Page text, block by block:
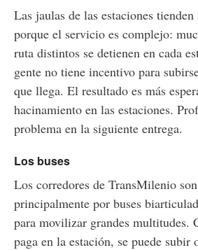
Las jaulas de las estaciones tienden
porque el servicio es complejo:
ruta distintos se detienen en cada
gente no tiene incentivo para
que llega. El resultado es más
hacinamiento en las estaciones.
problema en la siguiente entrega.
Los buses
Los corredores de TransMilenio
principalmente por buses
para movilizar grandes multitudes.
paga en la estación, se puede